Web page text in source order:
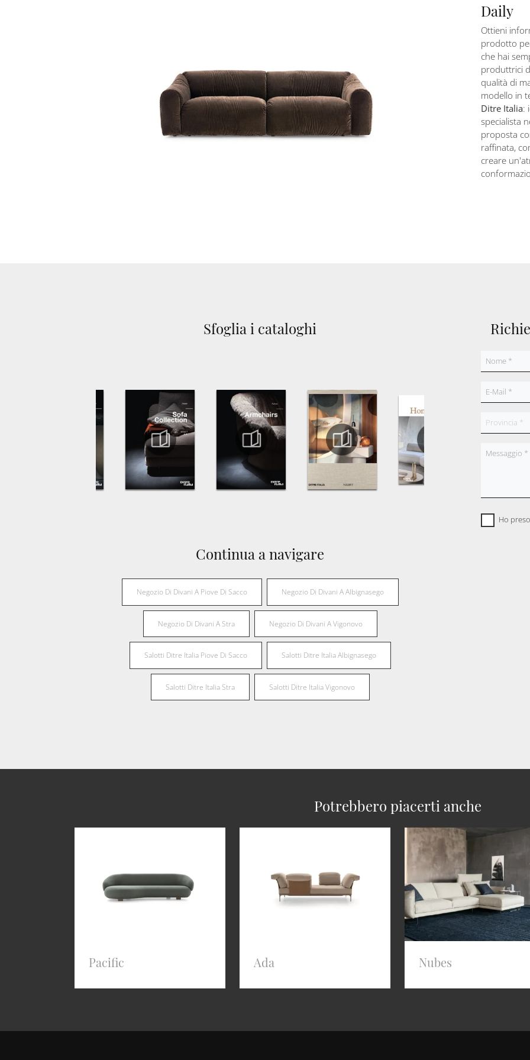
Daily
Ottieni
prodotto
che hai
produttrici
qualità di
modello in
Ditre Italia:
specialista
proposta
raffinata,
creare
Sfoglia i cataloghi
Continua a navigare
Negozio Di Divani A Piove Di Sacco Negozio Di Divani A Albignasego
Negozio Di Divani A Stra Negozio Di Divani A Vigonovo
Salotti Ditre Italia Piove Di Sacco Salotti Ditre Italia Albignasego
Salotti Ditre Italia Stra Salotti Ditre Italia Vigonovo
Ho
Potrebbero piacerti anche
Pacific Ada Nubes